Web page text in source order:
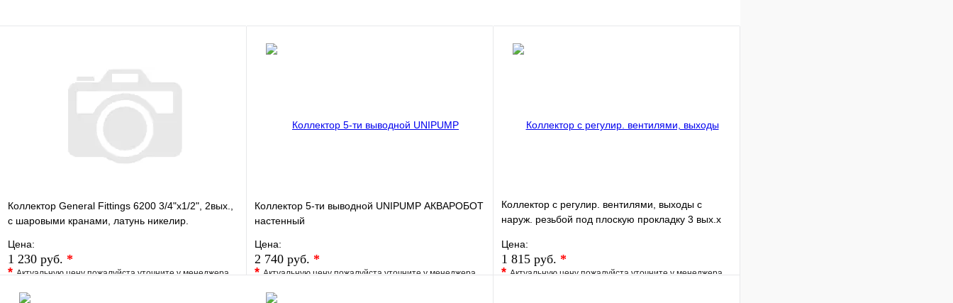
Запросить цену В корзину
Коллектор General Fittings 6200 3/4"х1/2", 2вых.,
c шаровыми кранами, латунь никелир.
Цена:
1 230 руб. *
*Актуальную цену пожалуйста уточните у менеджера
В избранное
Коллектор 5-ти выводной UNIPUMP АКВАРОБОТ
настенный
Цена:
2 740 руб. *
*Актуальную цену пожалуйста уточните у менеджера
В избранное
Коллектор с регулир. вентилями, выходы с
наруж. резьбой под плоскую прокладку 3 вых.х
Цена:
1 815 руб. *
*Актуальную цену пожалуйста уточните у менеджера